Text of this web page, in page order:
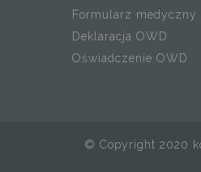
Formularz medyczny
Deklaracja OWD
Oświadczenie OWD
© Copyright 2020